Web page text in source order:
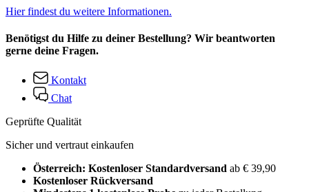
Hier findest du weitere Informationen.
Benötigst du Hilfe zu deiner Bestellung? Wir beantworten
gerne deine Fragen.
Kontakt
Chat
Geprüfte Qualität
Sicher und vertraut einkaufen
Österreich: Kostenloser Standardversand ab € 39,90
Kostenloser Rückversand